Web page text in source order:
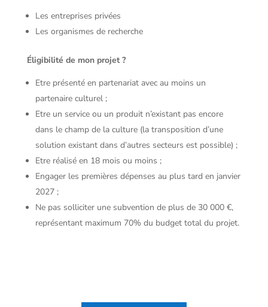
Les entreprises privées
Les organismes de recherche
Éligibilité de mon projet ?
Etre présenté en partenariat avec au moins un
partenaire culturel ;
Etre un service ou un produit n’existant pas encore
dans le champ de la culture (la transposition d’une
solution existant dans d’autres secteurs est possible) ;
Etre réalisé en 18 mois ou moins ;
Engager les premières dépenses au plus tard en janvier
2027 ;
Ne pas solliciter une subvention de plus de 30 000 €,
représentant maximum 70% du budget total du projet.